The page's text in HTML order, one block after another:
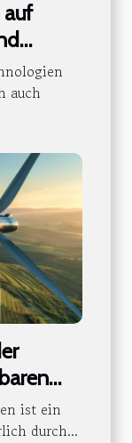
auf
auch
ist ein
durch...